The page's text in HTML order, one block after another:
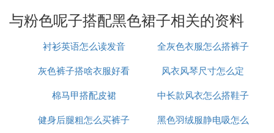
与粉色呢子搭配黑色裙子相关的资料
衬衫英语怎么读发音
全灰色衣服怎么搭裤子
灰色裤子搭啥衣服好看
图片欣赏
风衣风琴尺寸怎么定
棉马甲搭配皮裙
中长款风衣怎么搭鞋子
健身后腿粗怎么买裤子
黑色羽绒服静电吸怎么